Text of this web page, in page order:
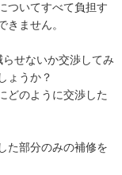
ついてすべて負担す
ません。
せないか交渉してみ
ょうか？
どのように交渉した
た部分のみの補修を